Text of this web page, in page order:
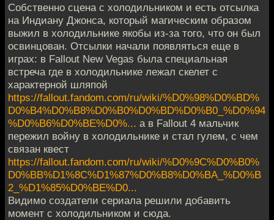
Собственно сцена с холодильником и есть отсылка
на Индиану Джонса, который магическим образом
выжил в холодильнике якобы из-за того, что он был
освинцован. Отсылки начали появляться еще в
играх: в Fallout New Vegas была специальная
встреча где в холодильнике лежал скелет с
характерной шляпой
https://fallout.fandom.com/ru/wiki/%D0%98%D0%BD%
D0%B4%D0%B8%D0%B0%D0%BD%D0%B0_%D0%94
%D0%B6%D0%BE%D0%... а в Fallout 4 мальчик
пережил войну в холодильнике и стал гулем, с чем
связан квест
https://fallout.fandom.com/ru/wiki/%D0%9C%D0%B0%
D0%BB%D1%8C%D1%87%D0%B8%D0%BA_%D0%B
2_%D1%85%D0%BE%D0...
Видимо создатели сериала решили добавить
момент с холодильником и сюда.